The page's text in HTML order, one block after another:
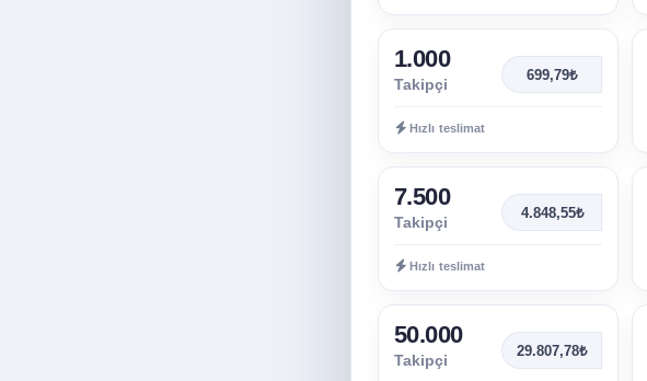
1.000
Takipçi
699,79₺
Hızlı teslimat
7.500
Takipçi
4.848,55₺
Hızlı teslimat
50.000
Takipçi
29.807,78₺